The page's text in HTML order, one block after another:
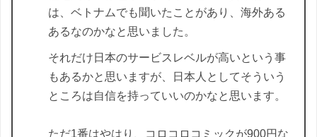
は、ベトナムでも聞いたことがあり、海外ある
あるなのかなと思いました。
それだけ日本のサービスレベルが高いという事
もあるかと思いますが、日本人としてそういう
ところは自信を持っていいのかなと思います。
ただ1番はやはり、コロコロコミックが900円な